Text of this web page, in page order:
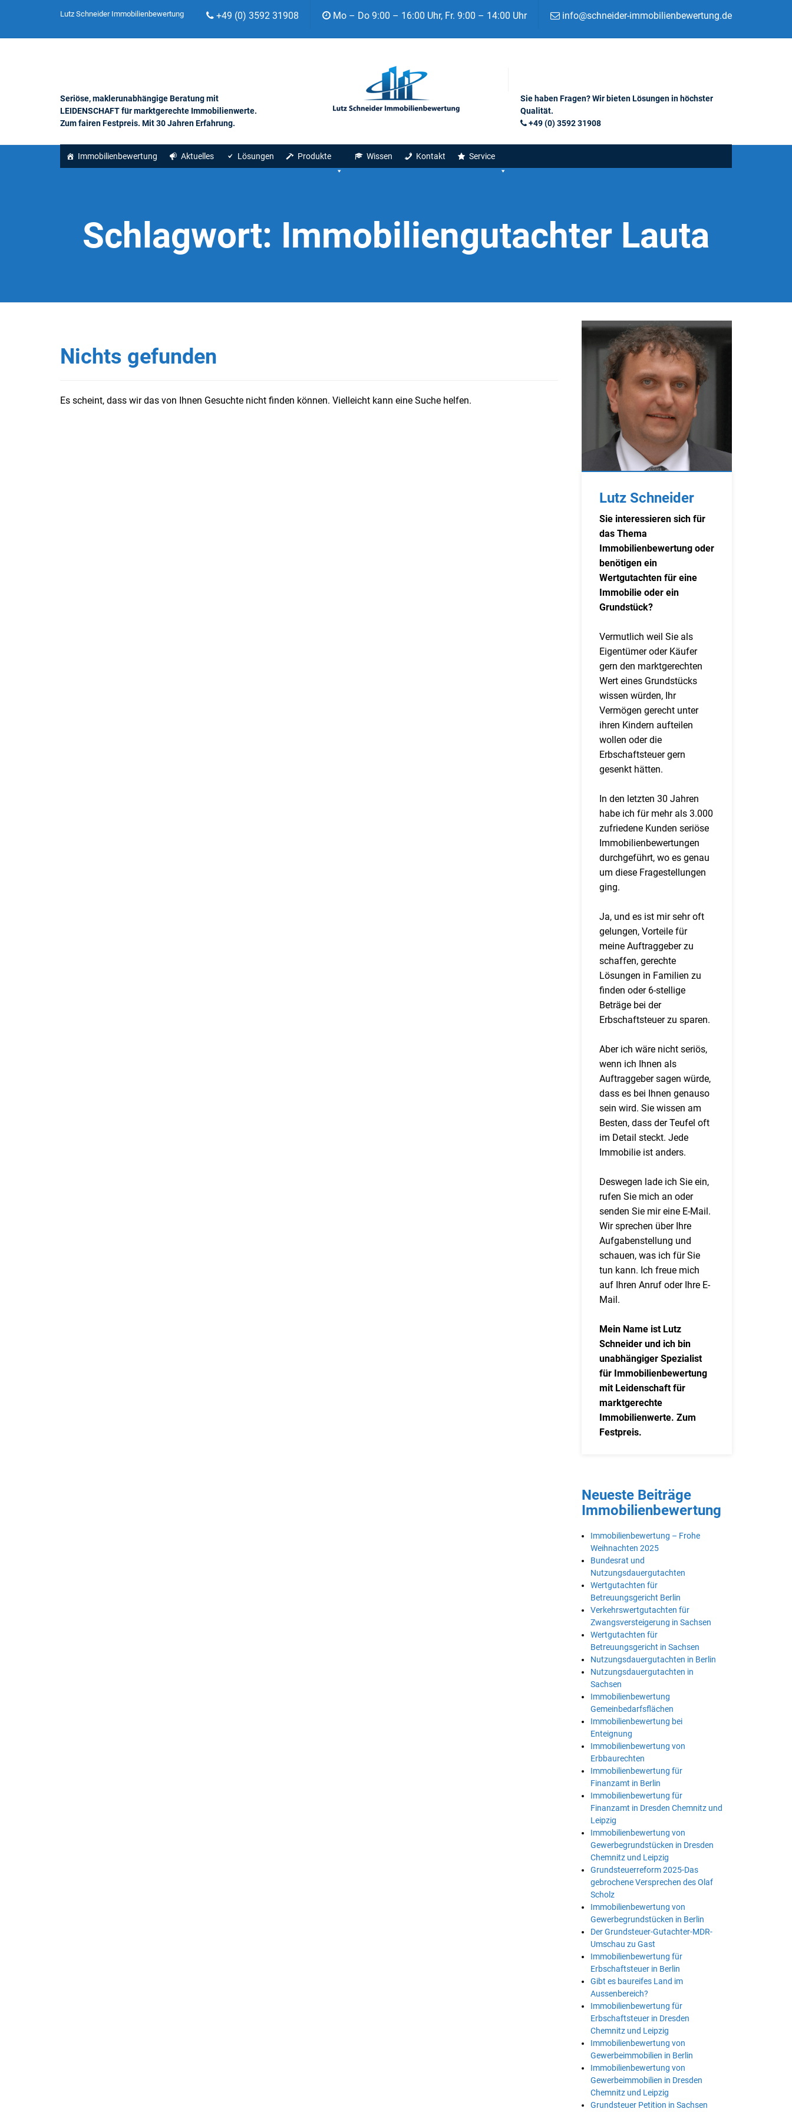
Lutz Schneider Immobilienbewertung +49 (0) 3592 31908 Mo – Do 9:00 – 16:00 Uhr, Fr. 9:00 – 14:00 Uhr info@schneider-immobilienbewertung.de
Seriöse, maklerunabhängige Beratung mit
LEIDENSCHAFT für marktgerechte Immobilienwerte.
Zum fairen Festpreis. Mit 30 Jahren Erfahrung.
Sie haben Fragen? Wir bieten Lösungen in höchster
Qualität.
+49 (0) 3592 31908
Immobilienbewertung Aktuelles Lösungen Produkte Wissen Kontakt Service
Schlagwort: Immobiliengutachter Lauta
Nichts gefunden
Es scheint, dass wir das von Ihnen Gesuchte nicht finden können. Vielleicht kann eine Suche helfen.
Lutz Schneider
Sie interessieren sich für
das Thema
Immobilienbewertung oder
benötigen ein
Wertgutachten für eine
Immobilie oder ein
Grundstück?
Vermutlich weil Sie als
Eigentümer oder Käufer
gern den marktgerechten
Wert eines Grundstücks
wissen würden, Ihr
Vermögen gerecht unter
ihren Kindern aufteilen
wollen oder die
Erbschaftsteuer gern
gesenkt hätten.
In den letzten 30 Jahren
habe ich für mehr als 3.000
zufriedene Kunden seriöse
Immobilienbewertungen
durchgeführt, wo es genau
um diese Fragestellungen
ging.
Ja, und es ist mir sehr oft
gelungen, Vorteile für
meine Auftraggeber zu
schaffen, gerechte
Lösungen in Familien zu
finden oder 6-stellige
Beträge bei der
Erbschaftsteuer zu sparen.
Aber ich wäre nicht seriös,
wenn ich Ihnen als
Auftraggeber sagen würde,
dass es bei Ihnen genauso
sein wird. Sie wissen am
Besten, dass der Teufel oft
im Detail steckt. Jede
Immobilie ist anders.
Deswegen lade ich Sie ein,
rufen Sie mich an oder
senden Sie mir eine E-Mail.
Wir sprechen über Ihre
Aufgabenstellung und
schauen, was ich für Sie
tun kann. Ich freue mich
auf Ihren Anruf oder Ihre E-
Mail.
Mein Name ist Lutz
Schneider und ich bin
unabhängiger Spezialist
für Immobilienbewertung
mit Leidenschaft für
marktgerechte
Immobilienwerte. Zum
Festpreis.
Neueste Beiträge
Immobilienbewertung
Immobilienbewertung – Frohe
Weihnachten 2025
Bundesrat und
Nutzungsdauergutachten
Wertgutachten für
Betreuungsgericht Berlin
Verkehrswertgutachten für
Zwangsversteigerung in Sachsen
Wertgutachten für
Betreuungsgericht in Sachsen
Nutzungsdauergutachten in Berlin
Nutzungsdauergutachten in
Sachsen
Immobilienbewertung
Gemeinbedarfsflächen
Immobilienbewertung bei
Enteignung
Immobilienbewertung von
Erbbaurechten
Immobilienbewertung für
Finanzamt in Berlin
Immobilienbewertung für
Finanzamt in Dresden Chemnitz und
Leipzig
Immobilienbewertung von
Gewerbegrundstücken in Dresden
Chemnitz und Leipzig
Grundsteuerreform 2025-Das
gebrochene Versprechen des Olaf
Scholz
Immobilienbewertung von
Gewerbegrundstücken in Berlin
Der Grundsteuer-Gutachter-MDR-
Umschau zu Gast
Immobilienbewertung für
Erbschaftsteuer in Berlin
Gibt es baureifes Land im
Aussenbereich?
Immobilienbewertung für
Erbschaftsteuer in Dresden
Chemnitz und Leipzig
Immobilienbewertung von
Gewerbeimmobilien in Berlin
Immobilienbewertung von
Gewerbeimmobilien in Dresden
Chemnitz und Leipzig
Grundsteuer Petition in Sachsen